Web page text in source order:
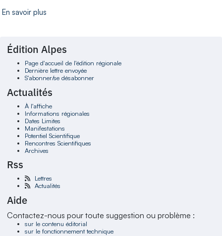
En savoir plus
Édition Alpes
Page d'accueil de l'édition régionale
Dernière lettre envoyée
S'abonner/se désabonner
Actualités
À l'affiche
Informations régionales
Dates Limites
Manifestations
Potentiel Scientifique
Rencontres Scientifiques
Archives
Rss
Lettres
Actualités
Aide
Contactez-nous pour toute suggestion ou problème :
sur le contenu éditorial
sur le fonctionnement technique